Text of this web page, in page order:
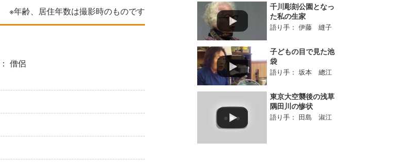
※年齢、居住年数は撮影時のものです
： 僧侶
千川彫刻公園となっ
た私の生家
語り手： 伊藤 縫子
子どもの目で見た池
袋
語り手： 坂本 總江
東京大空襲後の浅草
隅田川の惨状
語り手： 田島 淑江